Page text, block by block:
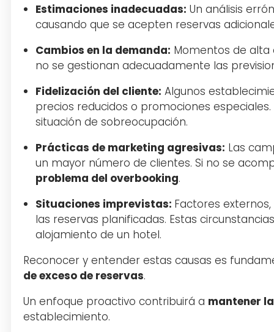
Estimaciones inadecuadas: Un análisis
causando que se acepten reservas
Cambios en la demanda: Momentos de alta
no se gestionan adecuadamente las
Fidelización del cliente: Algunos
precios reducidos o promociones
situación de sobreocupación.
Prácticas de marketing agresivas: Las
un mayor número de clientes. Si no se
problema del overbooking.
Situaciones imprevistas: Factores
las reservas planificadas. Estas
alojamiento de un hotel.
Reconocer y entender estas causas es
de exceso de reservas.
Un enfoque proactivo contribuirá a mantener
establecimiento.